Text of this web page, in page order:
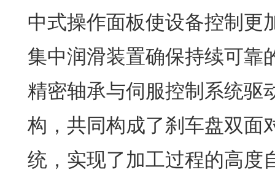
中式操作面板使设备控制更
集中润滑装置确保持续可靠
精密轴承与伺服控制系统驱
构，共同构成了刹车盘双面
统，实现了加工过程的高度